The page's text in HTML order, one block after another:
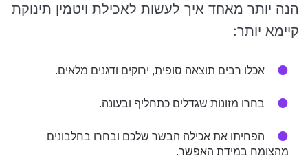
הנה יותר מאחד איך לעשות לאכילת ויטמין תינוקת
קיימא יותר:
אכלו רבים תוצאה סופית, ירוקים ודגנים מלאים.
בחרו מזונות שגדלים כתחליף ובעונה.
הפחיתו את אכילה הבשר שלכם ובחרו בחלבונים
מהצומח במידת האפשר.